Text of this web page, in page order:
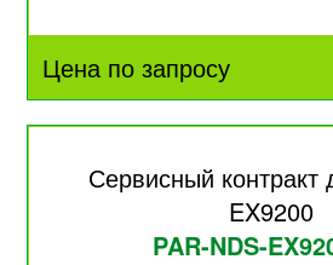
Цена по запросу
Сервисный контракт
EX9200
PAR-NDS-